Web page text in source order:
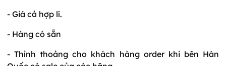
- Giá cả hợp lí.
- Hàng có sẵn
- Thỉnh thoảng cho khách hàng order khi bên Hàn